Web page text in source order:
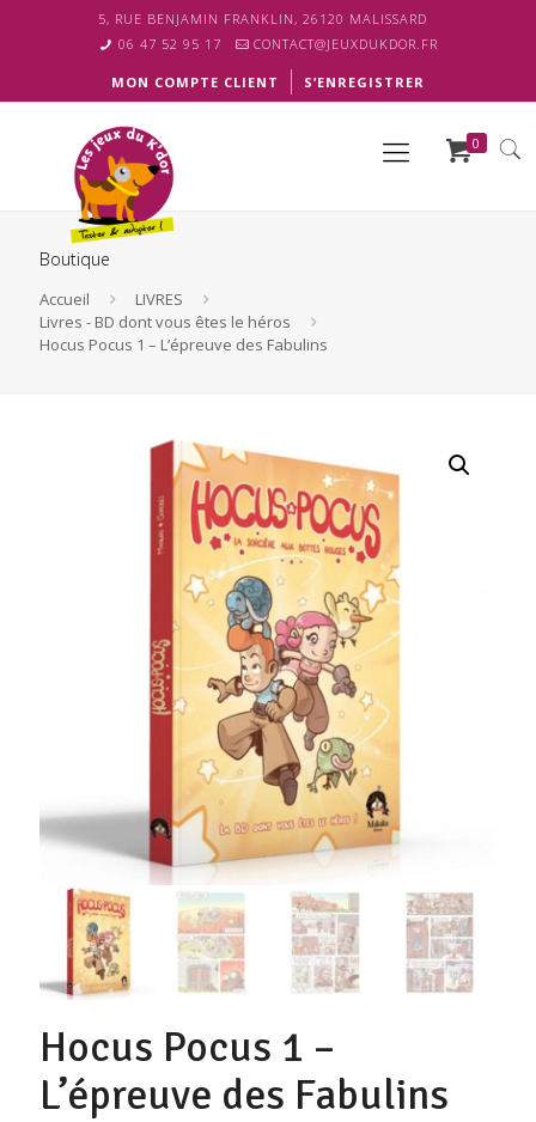
5, RUE BENJAMIN FRANKLIN, 26120 MALISSARD
06 47 52 95 17
CONTACT@JEUXDUKDOR.FR
MON COMPTE CLIENT S’ENREGISTRER
0
Boutique
Accueil
LIVRES
Livres - BD dont vous êtes le héros
Hocus Pocus 1 – L’épreuve des Fabulins
Hocus Pocus 1 –
L’épreuve des Fabulins